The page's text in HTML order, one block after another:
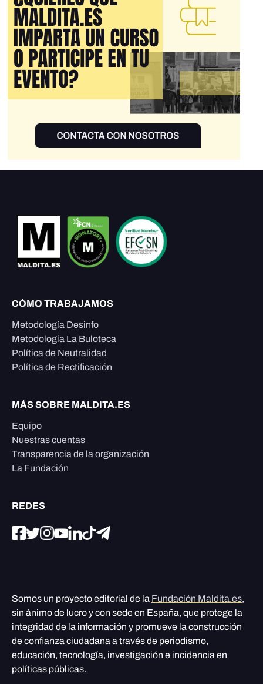
CÓMO TRABAJAMOS
Metodología Desinfo
Metodología La Buloteca
Política de Neutralidad
Política de Rectificación
MÁS SOBRE MALDITA.ES
Equipo
Nuestras cuentas
Transparencia de la organización
La Fundación
REDES
Somos un proyecto editorial de la Fundación Maldita.es,
sin ánimo de lucro y con sede en España, que protege la
integridad de la información y promueve la construcción
de confianza ciudadana a través de periodismo,
educación, tecnología, investigación e incidencia en
políticas públicas.